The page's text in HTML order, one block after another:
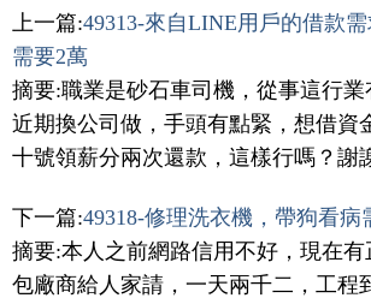
上一篇:49313-來自LINE用戶的借款
需要2萬
摘要:職業是砂石車司機，從事這行業
近期換公司做，手頭有點緊，想借資
十號領薪分兩次還款，這樣行嗎？謝
下一篇:49318-修理洗衣機，帶狗看病
摘要:本人之前網路信用不好，現在
包廠商給人家請，一天兩千二，工程